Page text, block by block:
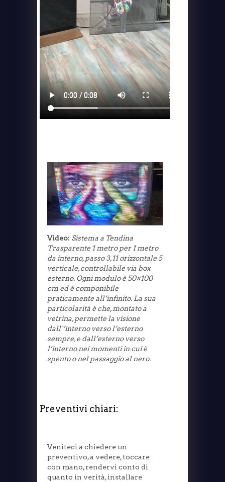
Video: Sistema a Tendina
Trasparente 1 metro per 1 metro
da interno, passo 3,11 orizzontale 5
verticale, controllabile via box
esterno. Ogni modulo è 50×100
cm ed è componibile
praticamente all’infinito. La sua
particolarità è che, montato a
vetrina, permette la visione
dall`’interno verso l’esterno
sempre, e dall’esterno verso
l’interno nei momenti in cui è
spento o nel passaggio al nero.
Preventivi chiari:
Veniteci a chiedere un
preventivo, a vedere, toccare
con mano, rendervi conto di
quanto in verità, installare